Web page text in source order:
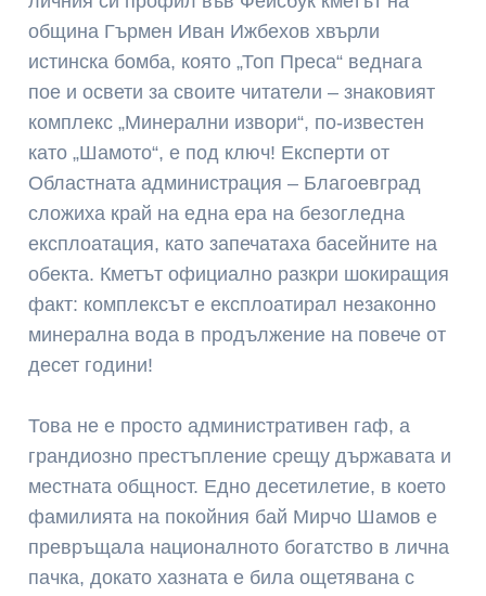
община Гърмен Иван Ижбехов хвърли
истинска бомба, която „Топ Преса“ веднага
пое и освети за своите читатели – знаковият
комплекс „Минерални извори“, по-известен
като „Шамото“, е под ключ! Експерти от
Областната администрация – Благоевград
сложиха край на една ера на безогледна
експлоатация, като запечатаха басейните на
обекта. Кметът официално разкри шокиращия
факт: комплексът е експлоатирал незаконно
минерална вода в продължение на повече от
десет години!
Това не е просто административен гаф, а
грандиозно престъпление срещу държавата и
местната общност. Едно десетилетие, в което
фамилията на покойния бай Мирчо Шамов е
превръщала националното богатство в лична
пачка, докато хазната е била ощетявана с